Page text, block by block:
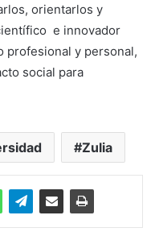
orientarlos y
e innovador
profesional y personal,
social para
Zulia